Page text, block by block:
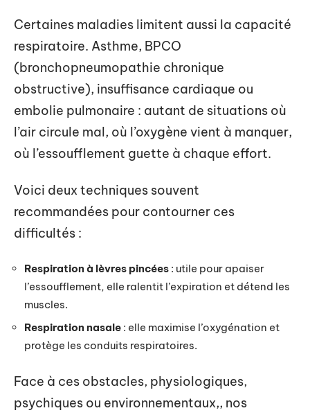
Certaines maladies limitent aussi la capacité
respiratoire. Asthme, BPCO
(bronchopneumopathie chronique
obstructive), insuffisance cardiaque ou
embolie pulmonaire : autant de situations où
l’air circule mal, où l’oxygène vient à manquer,
où l’essoufflement guette à chaque effort.
Voici deux techniques souvent
recommandées pour contourner ces
difficultés :
Respiration à lèvres pincées : utile pour apaiser
l’essoufflement, elle ralentit l’expiration et détend les
muscles.
Respiration nasale : elle maximise l’oxygénation et
protège les conduits respiratoires.
Face à ces obstacles, physiologiques,
psychiques ou environnementaux,, nos